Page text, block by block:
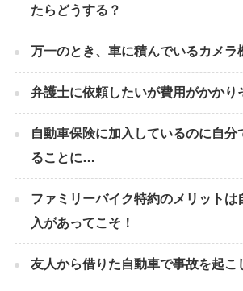
たらどうする？
万一のとき、車に積んでいるカメラ
弁護士に依頼したいが費用がかかり
自動車保険に加入しているのに自分
ることに…
ファミリーバイク特約のメリットは
入があってこそ！
友人から借りた自動車で事故を起こ